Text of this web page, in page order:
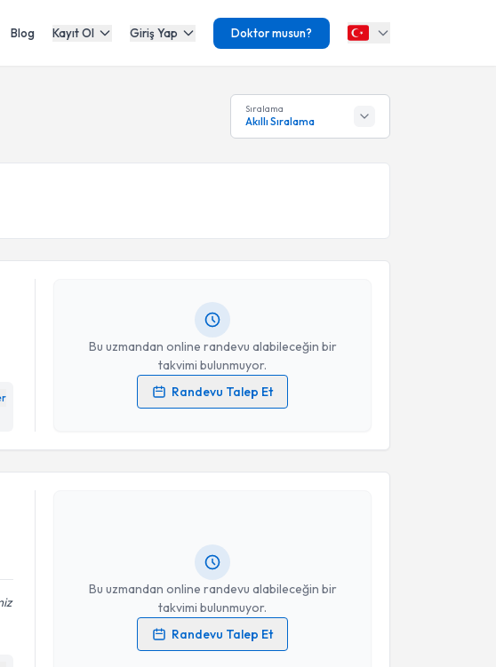
Blog Kayıt Ol Giriş Yap Doktor musun?
Sıralama
Akıllı Sıralama
Bu uzmandan online randevu alabileceğin bir
takvimi bulunmuyor.
Randevu Talep Et
Kişisel verilerimin işlenmesine ilişkinAydınlatma Metni
işlenmesini kabul ediyorum.
Bu uzmandan online randevu alabileceğin bir
takvimi bulunmuyor.
Randevu Talep Et
Randevu Takvimi Talebi
Uzm. Dr. Bilal Sağıroğlu
Kişisel verilerimin işlenmesine ilişkinAydınlatma Metni